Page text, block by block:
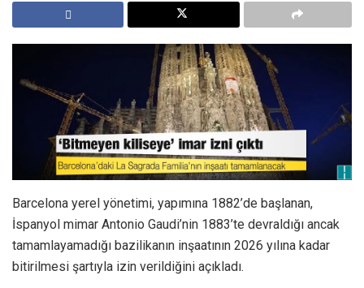
Barcelona yerel yönetimi, yapımına 1882’de başlanan,
İspanyol mimar Antonio Gaudi’nin 1883’te devraldığı ancak
tamamlayamadığı bazilikanın inşaatının 2026 yılına kadar
bitirilmesi şartıyla izin verildiğini açıkladı.